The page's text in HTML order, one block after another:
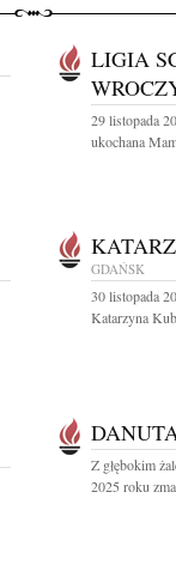
LIGIA
29 listopada
ukochana
GDAŃSK
30 listopada
Katarzyna
Z głębokim
2025 roku